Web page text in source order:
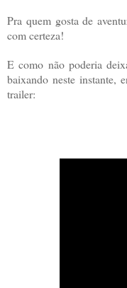
Pra quem gosta de
com certeza!
E como não poderia
baixando neste instante,
trailer: